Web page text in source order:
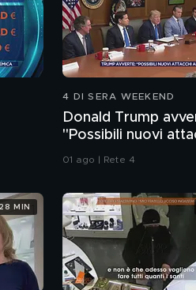
4 DI SERA WEEKEND
Donald Trump
"Possibili nuovi
all'Iran"
01 ago | Rete 4
28 MIN